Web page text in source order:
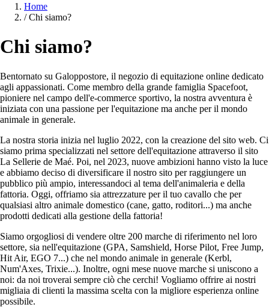
Home
/ Chi siamo?
Chi siamo?
Bentornato su Galoppostore, il negozio di equitazione online dedicato
agli appassionati. Come membro della grande famiglia Spacefoot,
pioniere nel campo dell'e-commerce sportivo, la nostra avventura è
iniziata con una passione per l'equitazione ma anche per il mondo
animale in generale.
La nostra storia inizia nel luglio 2022, con la creazione del sito web. Ci
siamo prima specializzati nel settore dell'equitazione attraverso il sito
La Sellerie de Maé. Poi, nel 2023, nuove ambizioni hanno visto la luce
e abbiamo deciso di diversificare il nostro sito per raggiungere un
pubblico più ampio, interessandoci al tema dell'animaleria e della
fattoria. Oggi, offriamo sia attrezzature per il tuo cavallo che per
qualsiasi altro animale domestico (cane, gatto, roditori...) ma anche
prodotti dedicati alla gestione della fattoria!
Siamo orgogliosi di vendere oltre 200 marche di riferimento nel loro
settore, sia nell'equitazione (GPA, Samshield, Horse Pilot, Free Jump,
Hit Air, EGO 7...) che nel mondo animale in generale (Kerbl,
Num'Axes, Trixie...). Inoltre, ogni mese nuove marche si uniscono a
noi: da noi troverai sempre ciò che cerchi! Vogliamo offrire ai nostri
migliaia di clienti la massima scelta con la migliore esperienza online
possibile.